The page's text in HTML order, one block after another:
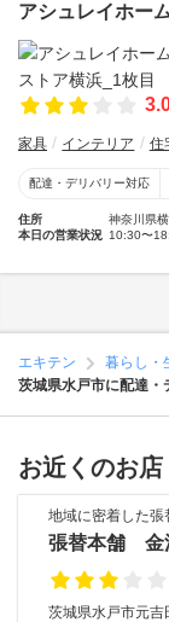
アシュレイホー
家具 インテリア 住
配達・デリバリー対応
住所
神奈川県
本日の営業状況 10:30〜
エキテン 暮らし・
茨城県水戸市に配達・
お近くのお店
地域に密着した張
張替本舗 金
茨城県水戸市元